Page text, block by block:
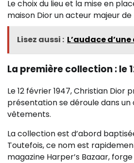
Le choix du lieu et la mise en
maison Dior un acteur majeur de
Lisez aussi : L’audace
La première collection : le
Le 12 février 1947, Christian
présentation se déroule dans
vêtements.
La collection est d’abord
Toutefois, ce nom est
magazine Harper’s Bazaar,